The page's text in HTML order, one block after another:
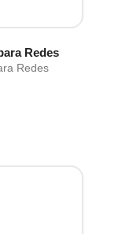
Redes
Redes